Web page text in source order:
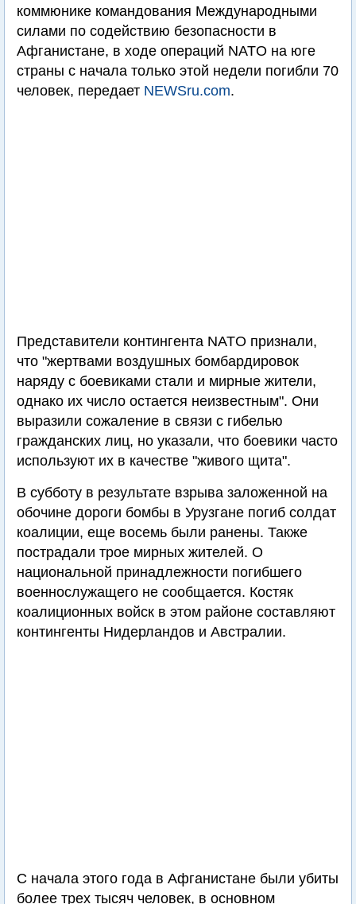
коммюнике командования Международными
силами по содействию безопасности в
Афганистане, в ходе операций NATO на юге
страны с начала только этой недели погибли 70
человек, передает NEWSru.com.
Представители контингента NATO признали,
что "жертвами воздушных бомбардировок
наряду с боевиками стали и мирные жители,
однако их число остается неизвестным". Они
выразили сожаление в связи с гибелью
гражданских лиц, но указали, что боевики часто
используют их в качестве "живого щита".
В субботу в результате взрыва заложенной на
обочине дороги бомбы в Урузгане погиб солдат
коалиции, еще восемь были ранены. Также
пострадали трое мирных жителей. О
национальной принадлежности погибшего
военнослужащего не сообщается. Костяк
коалиционных войск в этом районе составляют
контингенты Нидерландов и Австралии.
С начала этого года в Афганистане были убиты
более трех тысяч человек, в основном